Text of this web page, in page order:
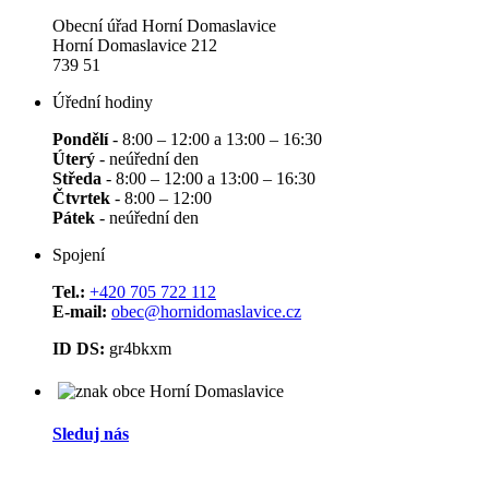
Obecní úřad Horní Domaslavice
Horní Domaslavice 212
739 51
Úřední hodiny
Pondělí- 8:00 – 12:00 a 13:00 – 16:30
Úterý - neúřední den
Středa - 8:00 – 12:00 a 13:00 – 16:30
Čtvrtek - 8:00 – 12:00
Pátek - neúřední den
Spojení
Tel.: +420 705 722 112
E-mail: obec@hornidomaslavice.cz
ID DS: gr4bkxm
Sleduj nás